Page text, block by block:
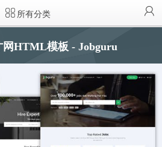
所有分类
网HTML模板 - Jobguru